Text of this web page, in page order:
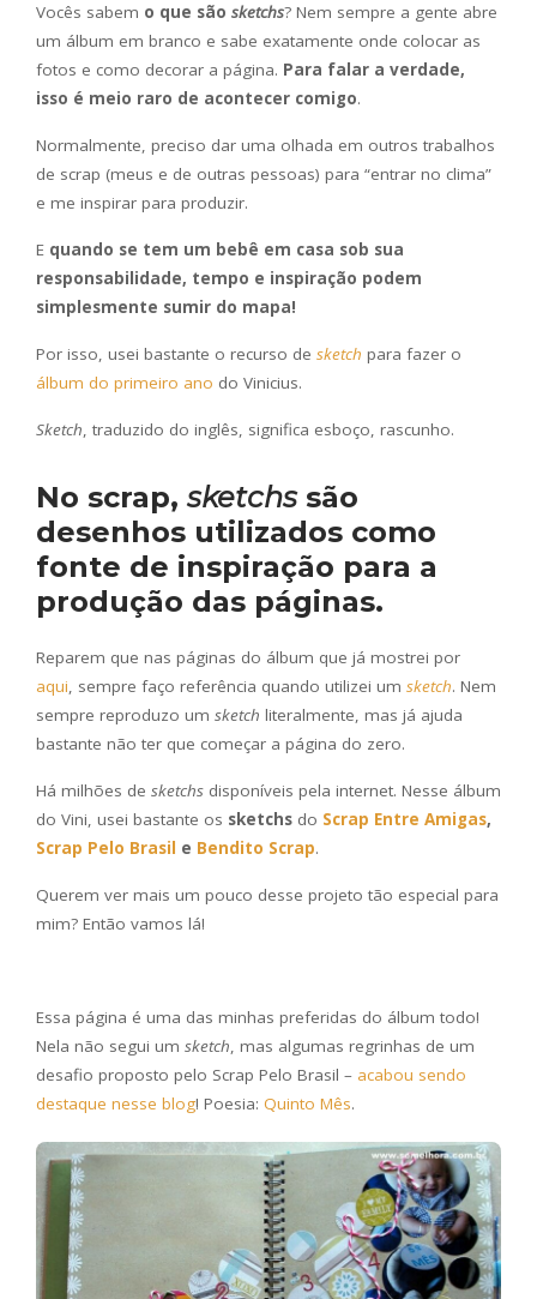
Vocês sabem o que são sketchs? Nem sempre a gente abre
um álbum em branco e sabe exatamente onde colocar as
fotos e como decorar a página. Para falar a verdade,
isso é meio raro de acontecer comigo.
Normalmente, preciso dar uma olhada em outros trabalhos
de scrap (meus e de outras pessoas) para “entrar no clima”
e me inspirar para produzir.
E quando se tem um bebê em casa sob sua
responsabilidade, tempo e inspiração podem
simplesmente sumir do mapa!
Por isso, usei bastante o recurso de sketch para fazer o
álbum do primeiro ano do Vinicius.
Sketch, traduzido do inglês, significa esboço, rascunho.
No scrap, sketchssão
desenhos utilizados como
fonte de inspiração para a
produção das páginas.
Reparem que nas páginas do álbum que já mostrei por
aqui, sempre faço referência quando utilizei um sketch. Nem
sempre reproduzo um sketch literalmente, mas já ajuda
bastante não ter que começar a página do zero.
Há milhões de sketchs disponíveis pela internet. Nesse álbum
do Vini, usei bastante os sketchs do Scrap Entre Amigas,
Scrap Pelo Brasil e Bendito Scrap.
Querem ver mais um pouco desse projeto tão especial para
mim? Então vamos lá!
Essa página é uma das minhas preferidas do álbum todo!
Nela não segui um sketch, mas algumas regrinhas de um
desafio proposto pelo Scrap Pelo Brasil – acabou sendo
destaque nesse blog! Poesia: Quinto Mês.